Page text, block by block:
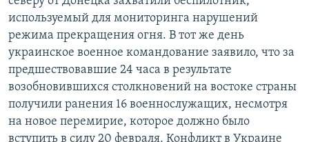
используемый для мониторинга нарушений
режима прекращения огня. В тот же день
украинское военное командование заявило, что за
предшествовавшие 24 часа в результате
возобновившихся столкновений на востоке страны
получили ранения 16 военнослужащих, несмотря
на новое перемирие, которое должно было
вступить в силу 20 февраля. Конфликт в Украине